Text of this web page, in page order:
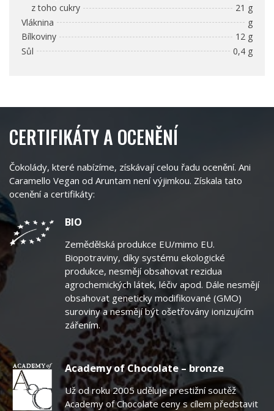
z toho cukry
21 g
Vláknina
g
Bílkoviny
12 g
Sůl
0,4 g
CERTIFIKÁTY A OCENĚNÍ
Čokolády, které nabízíme, získávají celou řadu ocenění. Ani
Caramello Vegan od Aruntam není výjimkou. Získala tato
ocenění a certifikáty:
BIO
Zemědělská produkce EU/mimo EU.
Biopotraviny, díky systému ekologické
produkce, nesmějí obsahovat rezidua
agrochemických látek, léčiv apod. Dále nesmějí
obsahovat geneticky modifikované (GMO)
suroviny a nesmějí být ošetřovány ionizujícím
zářením.
Academy of Chocolate – bronze
Už od roku 2005 uděluje prestižní soutěž
Academy of Chocolate ceny s cílem představit